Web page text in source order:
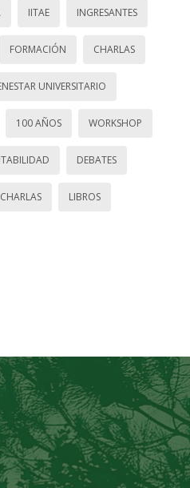
IITAE INGRESANTES
FORMACIÓN CHARLAS
UNIVERSITARIO
100 AÑOS WORKSHOP
DEBATES
CHARLAS LIBROS